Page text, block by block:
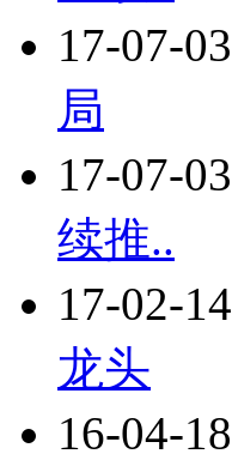
17-07-03
局
17-07-03
续推..
17-02-14
龙头
16-04-18